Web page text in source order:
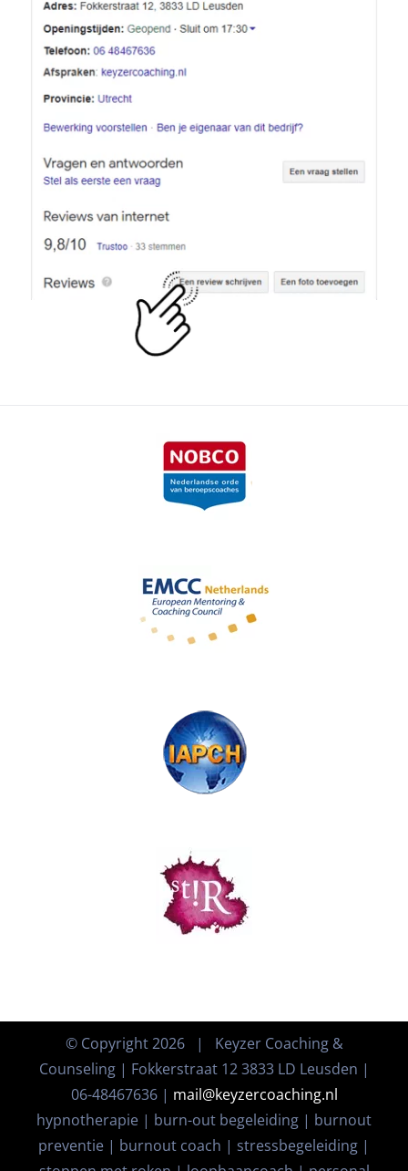
© Copyright2026 | Keyzer Coaching &
Counseling | Fokkerstraat 12 3833 LD Leusden |
06-48467636 | mail@keyzercoaching.nl
hypnotherapie | burn-out begeleiding | burnout
preventie | burnout coach | stressbegeleiding |